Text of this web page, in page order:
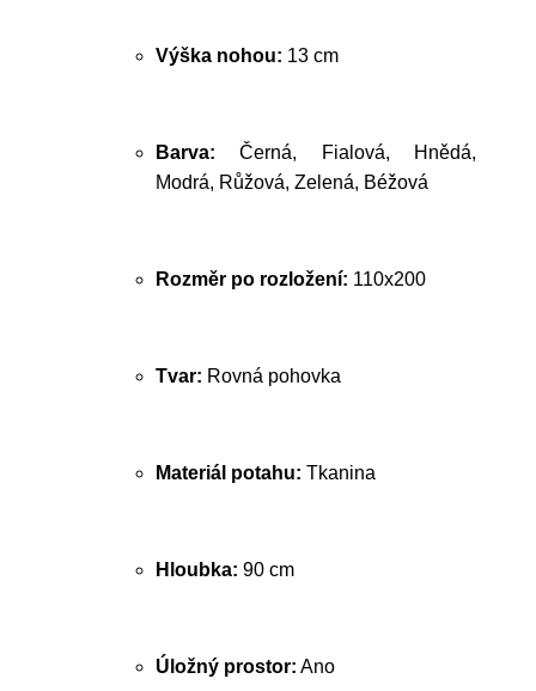
Výška nohou: 13 cm
Barva: Černá, Fialová, Hnědá,
Modrá, Růžová, Zelená, Béžová
Rozměr po rozložení: 110x200
Tvar: Rovná pohovka
Materiál potahu: Tkanina
Hloubka: 90 cm
Úložný prostor: Ano